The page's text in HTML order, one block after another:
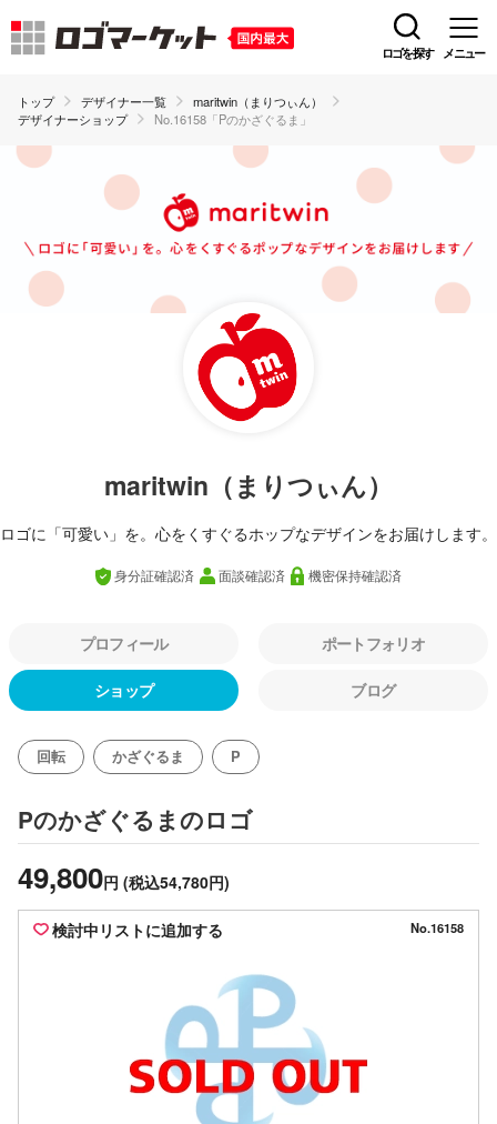
ロゴを探す メニュー
トップ デザイナー一覧
maritwin（まりつぃん）
デザイナーショップ
No.16158「Pのかざぐるま」
maritwin（まりつぃん）
ロゴに「可愛い」を。心をくすぐるホップなデザインをお届けします。
身分証確認済 面談確認済 機密保持確認済
プロフィール ポートフォリオ
ショップ ブログ
回転 かざぐるま P
Pのかざぐるまのロゴ
49,800円 (税込54,780円)
検討中リストに追加する No.16158